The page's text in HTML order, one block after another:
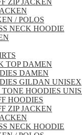
ZIP JACKEN
/ POLOS
NECK HOODIE
TOP DAMEN
DAMEN
GILDAN UNISEX
TONE HOODIES
HOODIES
ZIP JACKEN
NECK HOODIE